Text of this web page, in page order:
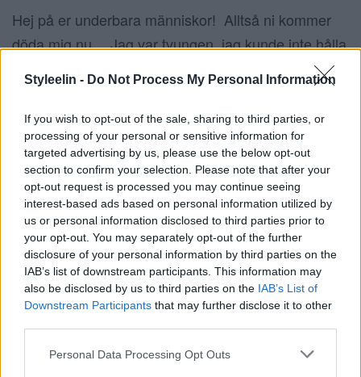
Styleelin - Do Not Process My Personal Information
If you wish to opt-out of the sale, sharing to third parties, or
processing of your personal or sensitive information for
targeted advertising by us, please use the below opt-out
section to confirm your selection. Please note that after your
opt-out request is processed you may continue seeing
interest-based ads based on personal information utilized by
us or personal information disclosed to third parties prior to
your opt-out. You may separately opt-out of the further
disclosure of your personal information by third parties on the
IAB’s list of downstream participants. This information may
also be disclosed by us to third parties on the IAB’s List of
Downstream Participants that may further disclose it to other
Personal Data Processing Opt Outs
Hej på er underbara människor! Alltså ni kommer
döda mig nu… Jag var tvungen, jag kunde inte hålla
mig längre. Ni vet min underbara PT, Emelie? Jag
har tränat med henne i 6 månader och vid varje
pass så pratar vi självklart om hår. Hon har nog
klagat lika mycket på sitt hår som jag […]